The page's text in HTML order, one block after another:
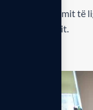
e zbatimit
e ndërtimit.